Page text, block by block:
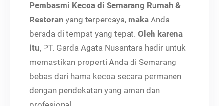
Pembasmi Kecoa di Semarang Rumah &
Restoran yang terpercaya, maka Anda
berada di tempat yang tepat. Oleh karena
itu, PT. Garda Agata Nusantara hadir untuk
memastikan properti Anda di Semarang
bebas dari hama kecoa secara permanen
dengan pendekatan yang aman dan